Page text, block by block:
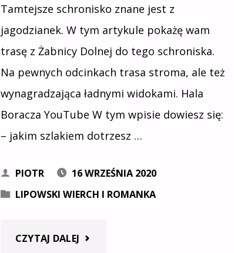
ZŁATNEJ
HUTY"
Tamtejsze schronisko znane jest z
jagodzianek. W tym artykule pokażę wam
trasę z Żabnicy Dolnej do tego schroniska.
Na pewnych odcinkach trasa stroma, ale też
wynagradzająca ładnymi widokami. Hala
Boracza YouTube W tym wpisie dowiesz się:
– jakim szlakiem dotrzesz …
PIOTR
16 WRZEŚNIA 2020
LIPOWSKI WIERCH I ROMANKA
CZYTAJ DALEJ "HALA